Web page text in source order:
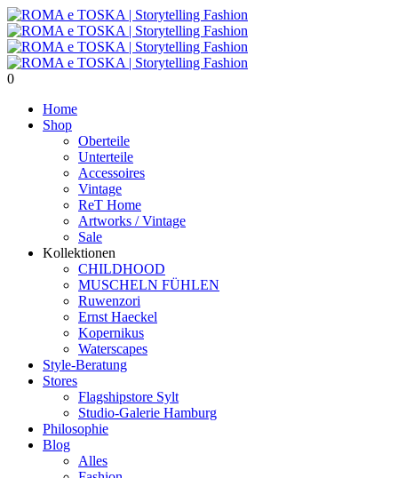
0
Home
Shop
Oberteile
Unterteile
Accessoires
Vintage
ReT Home
Artworks / Vintage
Sale
Kollektionen
CHILDHOOD
MUSCHELN FÜHLEN
Ruwenzori
Ernst Haeckel
Kopernikus
Waterscapes
Style-Beratung
Stores
Flagshipstore Sylt
Studio-Galerie Hamburg
Philosophie
Blog
Alles